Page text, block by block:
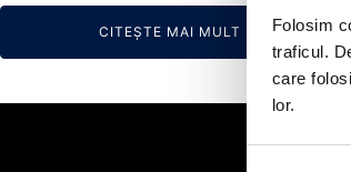
Folosim
traficul.
care
lor.
CITEȘTE MAI MULT